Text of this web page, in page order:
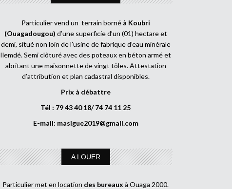
Particulier vend un terrain borné à Koubri
(Ouagadougou) d’une superficie d’un (01) hectare et
demi, situé non loin de l’usine de fabrique d’eau minérale
Ilemdé. Semi clôturé avec des poteaux en béton armé et
abritant une maisonnette de vingt tôles. Attestation
d’attribution et plan cadastral disponibles.
Prix à débattre
Tél : 79 43 40 18/ 74 74 11 25
E-mail: masigue2019@gmail.com
A LOUER
Particulier met en location des bureaux à Ouaga 2000.